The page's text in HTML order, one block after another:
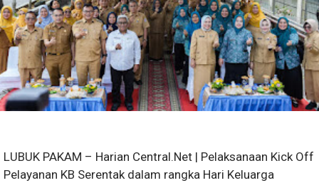
LUBUK PAKAM – Harian Central.Net | Pelaksanaan Kick Off
Pelayanan KB Serentak dalam rangka Hari Keluarga